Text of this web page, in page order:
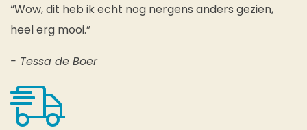
“Wow, dit heb ik echt nog nergens anders gezien,
heel erg mooi.”
- Tessa de Boer